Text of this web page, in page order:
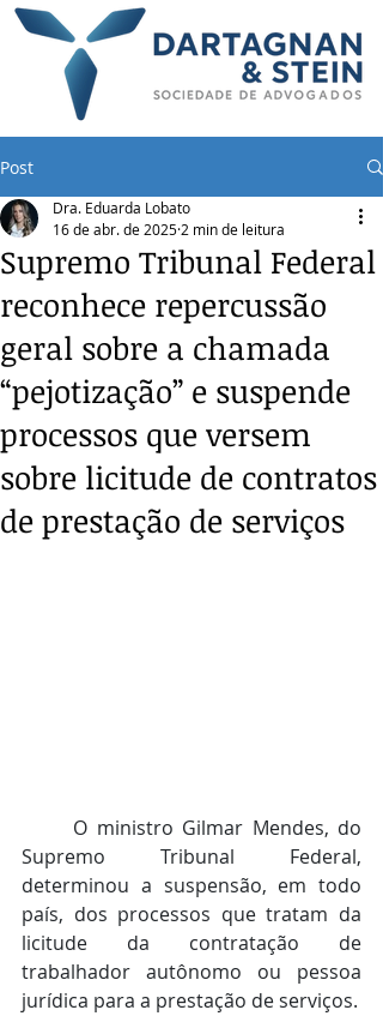
Post
Supremo Tribunal Federal
reconhece repercussão
geral sobre a chamada
“pejotização” e suspende
processos que versem
sobre licitude de contratos
de prestação de serviços
Dra. Eduarda Lobato
16 de abr. de 2025 2 min de leitura
Supremo Tribunal Federal,
determinou a suspensão, em todo
país, dos processos que tratam da
licitude da contratação de
trabalhador autônomo ou pessoa
jurídica para a prestação de serviços.